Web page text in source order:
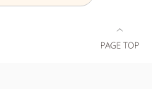
た、“濃密なうるおい感”と“ベタつか
え、未体験の肌感触を叶えます。*1